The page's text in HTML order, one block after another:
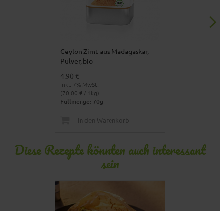
Ceylon Zimt aus Madagaskar,
Pulver, bio
4,90 €
Inkl. 7% MwSt.
(70,00 € / 1kg)
Füllmenge: 70g
In den Warenkorb
Diese Rezepte könnten auch interessant
sein